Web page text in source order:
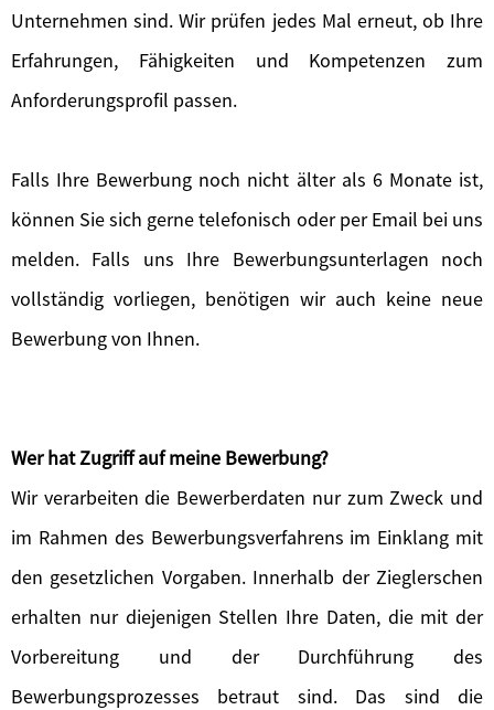
Unternehmen sind. Wir prüfen jedes Mal erneut, ob Ihre
Erfahrungen, Fähigkeiten und Kompetenzen zum
Anforderungsprofil passen.
Falls Ihre Bewerbung noch nicht älter als 6 Monate ist,
können Sie sich gerne telefonisch oder per Email bei uns
melden. Falls uns Ihre Bewerbungsunterlagen noch
vollständig vorliegen, benötigen wir auch keine neue
Bewerbung von Ihnen.
Wer hat Zugriff auf meine Bewerbung?
Wir verarbeiten die Bewerberdaten nur zum Zweck und
im Rahmen des Bewerbungsverfahrens im Einklang mit
den gesetzlichen Vorgaben. Innerhalb der Zieglerschen
erhalten nur diejenigen Stellen Ihre Daten, die mit der
Vorbereitung und der Durchführung des
Bewerbungsprozesses betraut sind. Das sind die